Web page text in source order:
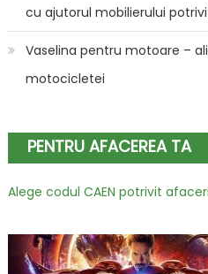
cu ajutorul mobilierului
Vaselina pentru motoare –
motocicletei
PENTRU AFACEREA TA
Alege codul CAEN potrivit